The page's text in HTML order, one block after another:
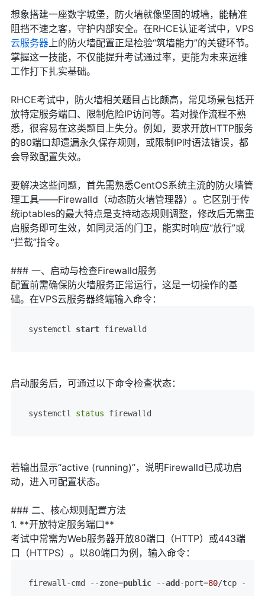
想象搭建一座数字城堡，防火墙就像坚固的城墙，能精准
阻挡不速之客，守护内部安全。在RHCE认证考试中，VPS
云服务器上的防火墙配置正是检验“筑墙能力”的关键环节。
掌握这一技能，不仅能提升考试通过率，更能为未来运维
工作打下扎实基础。
RHCE考试中，防火墙相关题目占比颇高，常见场景包括开
放特定服务端口、限制危险IP访问等。若对操作流程不熟
悉，很容易在这类题目上失分。例如，要求开放HTTP服务
的80端口却遗漏永久保存规则，或限制IP时语法错误，都
会导致配置失效。
要解决这些问题，首先需熟悉CentOS系统主流的防火墙管
理工具——Firewalld（动态防火墙管理器）。它区别于传
统iptables的最大特点是支持动态规则调整，修改后无需重
启服务即可生效，如同灵活的门卫，能实时响应“放行”或
“拦截”指令。
### 一、启动与检查Firewalld服务
配置前需确保防火墙服务正常运行，这是一切操作的基
础。在VPS云服务器终端输入命令：
systemctl start firewalld
启动服务后，可通过以下命令检查状态：
systemctl status firewalld
若输出显示“active (running)”，说明Firewalld已成功启
动，进入可配置状态。
### 二、核心规则配置方法
1. **开放特定服务端口**
考试中常需为Web服务器开放80端口（HTTP）或443端
口（HTTPS）。以80端口为例，输入命令：
firewall-cmd --zone=public --add -port=80/tcp --